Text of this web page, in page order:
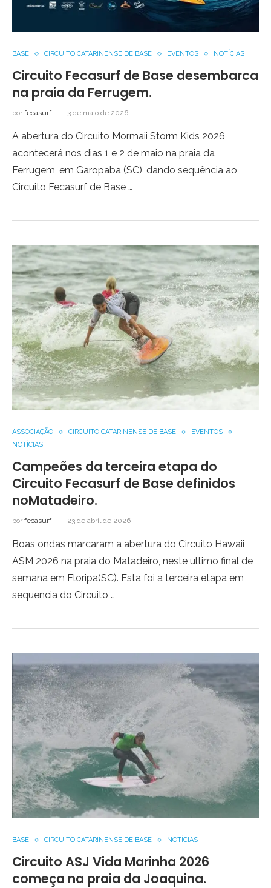
BASE CIRCUITO CATARINENSE DE BASE EVENTOS NOTÍCIAS
Circuito Fecasurf de Base desembarca
na praia da Ferrugem.
por fecasurf 3 de maio de 2026
A abertura do Circuito Mormaii Storm Kids 2026
acontecerá nos dias 1 e 2 de maio na praia da
Ferrugem, em Garopaba (SC), dando sequência ao
Circuito Fecasurf de Base …
ASSOCIAÇÃO CIRCUITO CATARINENSE DE BASE
EVENTOS
NOTÍCIAS
Campeões da terceira etapa do
Circuito Fecasurf de Base definidos
noMatadeiro.
por fecasurf 23 de abril de 2026
Boas ondas marcaram a abertura do Circuito Hawaii
ASM 2026 na praia do Matadeiro, neste ultimo final de
semana em Floripa(SC). Esta foi a terceira etapa em
sequencia do Circuito …
BASE CIRCUITO CATARINENSE DE BASE NOTÍCIAS
Circuito ASJ Vida Marinha 2026
começa na praia da Joaquina.